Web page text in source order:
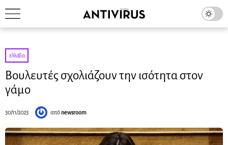
ελλάδα
Βουλευτές σχολιάζουν την ισότητα στον
γάμο
30/11/2023 από newsroom